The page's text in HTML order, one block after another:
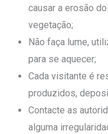
causar a erosão
vegetação;
Não faça lume,
para se aquecer;
Cada visitante é
produzidos,
Contacte as
alguma